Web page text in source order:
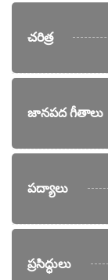
చరిత్ర
జానపద గీతాలు
పద్యాలు
ప్రసిద్ధులు